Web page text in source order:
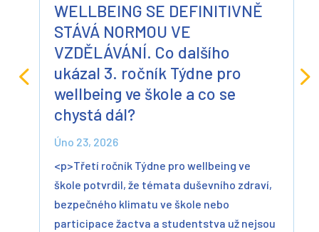
WELLBEING SE DEFINITIVNĚ
STÁVÁ NORMOU VE
VZDĚLÁVÁNÍ. Co dalšího
ukázal 3. ročník Týdne pro
wellbeing ve škole a co se
chystá dál?
Úno 23, 2026
<p>Třetí ročník Týdne pro wellbeing ve
škole potvrdil, že témata duševního zdraví,
bezpečného klimatu ve škole nebo
participace žactva a studentstva už nejsou